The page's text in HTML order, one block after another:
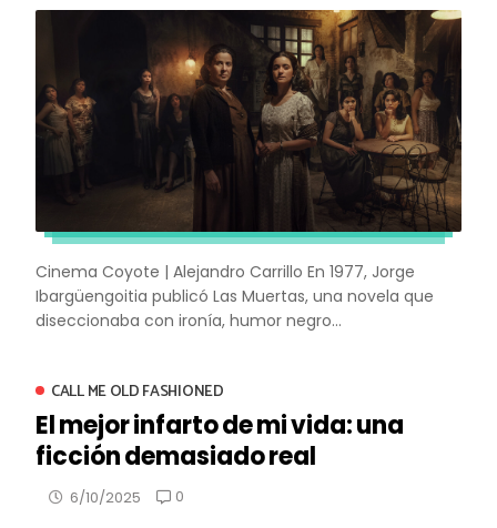
Cinema Coyote | Alejandro Carrillo En 1977, Jorge
Ibargüengoitia publicó Las Muertas, una novela que
diseccionaba con ironía, humor negro...
CALL ME OLD FASHIONED
El mejor infarto de mi vida: una
ficción demasiado real
6/10/2025 0